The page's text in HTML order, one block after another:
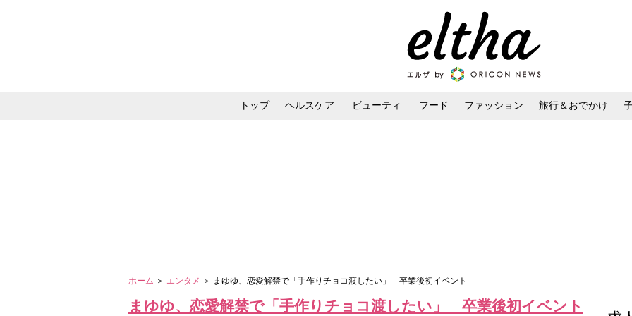
トップ ヘルスケア ビューティ フード ファッション 旅行＆おでかけ
ホーム ＞ エンタメ ＞ まゆゆ、恋愛解禁で「手作りチョコ渡したい」 卒業後初イベント
まゆゆ、恋愛解禁で「手作りチョコ渡したい」 卒業後初イベント